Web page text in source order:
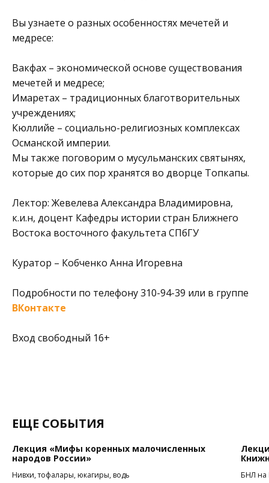
Вы узнаете о разных особенностях мечетей и
медресе:
Вакфах – экономической основе существования
мечетей и медресе;
Имаретах – традиционных благотворительных
учреждениях;
Кюллийе – социально-религиозных комплексах
Османской империи.
Мы также поговорим о мусульманских святынях,
которые до сих пор хранятся во дворце Топкапы.
Лектор: Жевелева Александра Владимировна,
к.и.н, доцент Кафедры истории стран Ближнего
Востока восточного факультета СПбГУ
Куратор – Кобченко Анна Игоревна
Подробности по телефону 310-94-39 или в группе
ВКонтакте
Вход свободный 16+
ЕЩЕ СОБЫТИЯ
Лекция «Мифы коренных малочисленных
народов России»
Нивхи, тофалары, юкагиры, водь БНЛ